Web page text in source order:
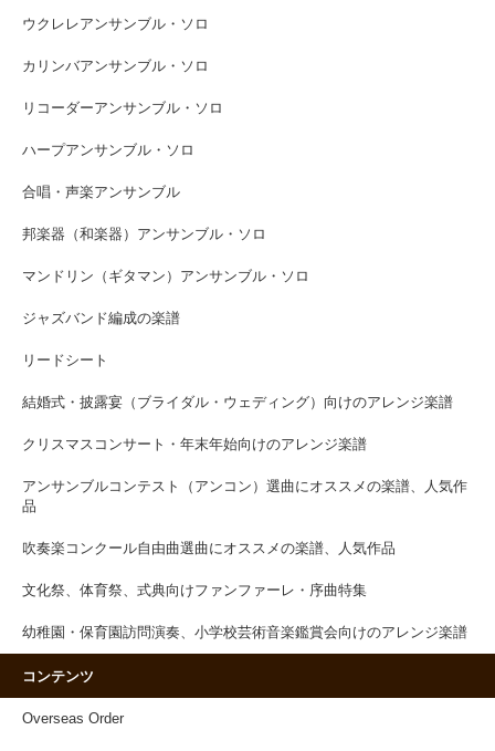
ウクレレアンサンブル・ソロ
カリンバアンサンブル・ソロ
リコーダーアンサンブル・ソロ
ハープアンサンブル・ソロ
合唱・声楽アンサンブル
邦楽器（和楽器）アンサンブル・ソロ
マンドリン（ギタマン）アンサンブル・ソロ
ジャズバンド編成の楽譜
リードシート
結婚式・披露宴（ブライダル・ウェディング）向けのアレンジ楽譜
クリスマスコンサート・年末年始向けのアレンジ楽譜
アンサンブルコンテスト（アンコン）選曲にオススメの楽譜、人気作
品
吹奏楽コンクール自由曲選曲にオススメの楽譜、人気作品
文化祭、体育祭、式典向けファンファーレ・序曲特集
幼稚園・保育園訪問演奏、小学校芸術音楽鑑賞会向けのアレンジ楽譜
コンテンツ
Overseas Order